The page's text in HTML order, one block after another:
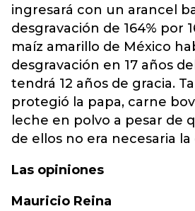
ingresará con un arancel
desgravación de 164% por
maíz amarillo de México
desgravación en 17 años
tendrá 12 años de gracia.
protegió la papa, carne
leche en polvo a pesar de
de ellos no era necesaria
Las opiniones
Mauricio Reina